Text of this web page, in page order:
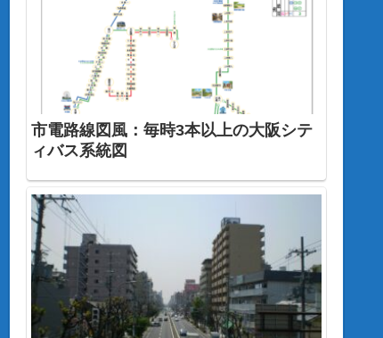
市電路線図風：毎時3本以上の大阪シテ
ィバス系統図